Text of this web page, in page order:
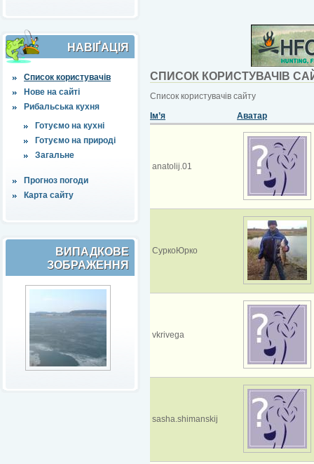
НАВІҐАЦІЯ
Список користувачів
Нове на сайті
Рибальська кухня
Готуємо на кухні
Готуємо на природі
Загальне
Прогноз погоди
Карта сайту
ВИПАДКОВЕ
ЗОБРАЖЕННЯ
СПИСОК КОРИСТУВАЧІВ
Список користувачів сайту
Ім’я
Аватар
anatolij.01
СуркоЮрко
vkrivega
sasha.shimanskij